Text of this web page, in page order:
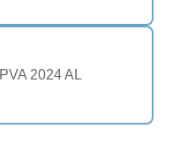
IPVA 2024 AL